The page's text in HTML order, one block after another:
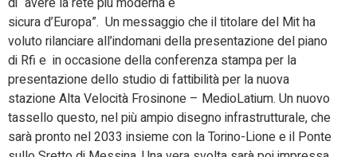
sicura d’Europa”. Un messaggio che il titolare del Mit ha
voluto rilanciare all’indomani della presentazione del piano
di Rfi e in occasione della conferenza stampa per la
presentazione dello studio di fattibilità per la nuova
stazione Alta Velocità Frosinone – MedioLatium. Un nuovo
tassello questo, nel più ampio disegno infrastrutturale, che
sarà pronto nel 2033 insieme con la Torino-Lione e il Ponte